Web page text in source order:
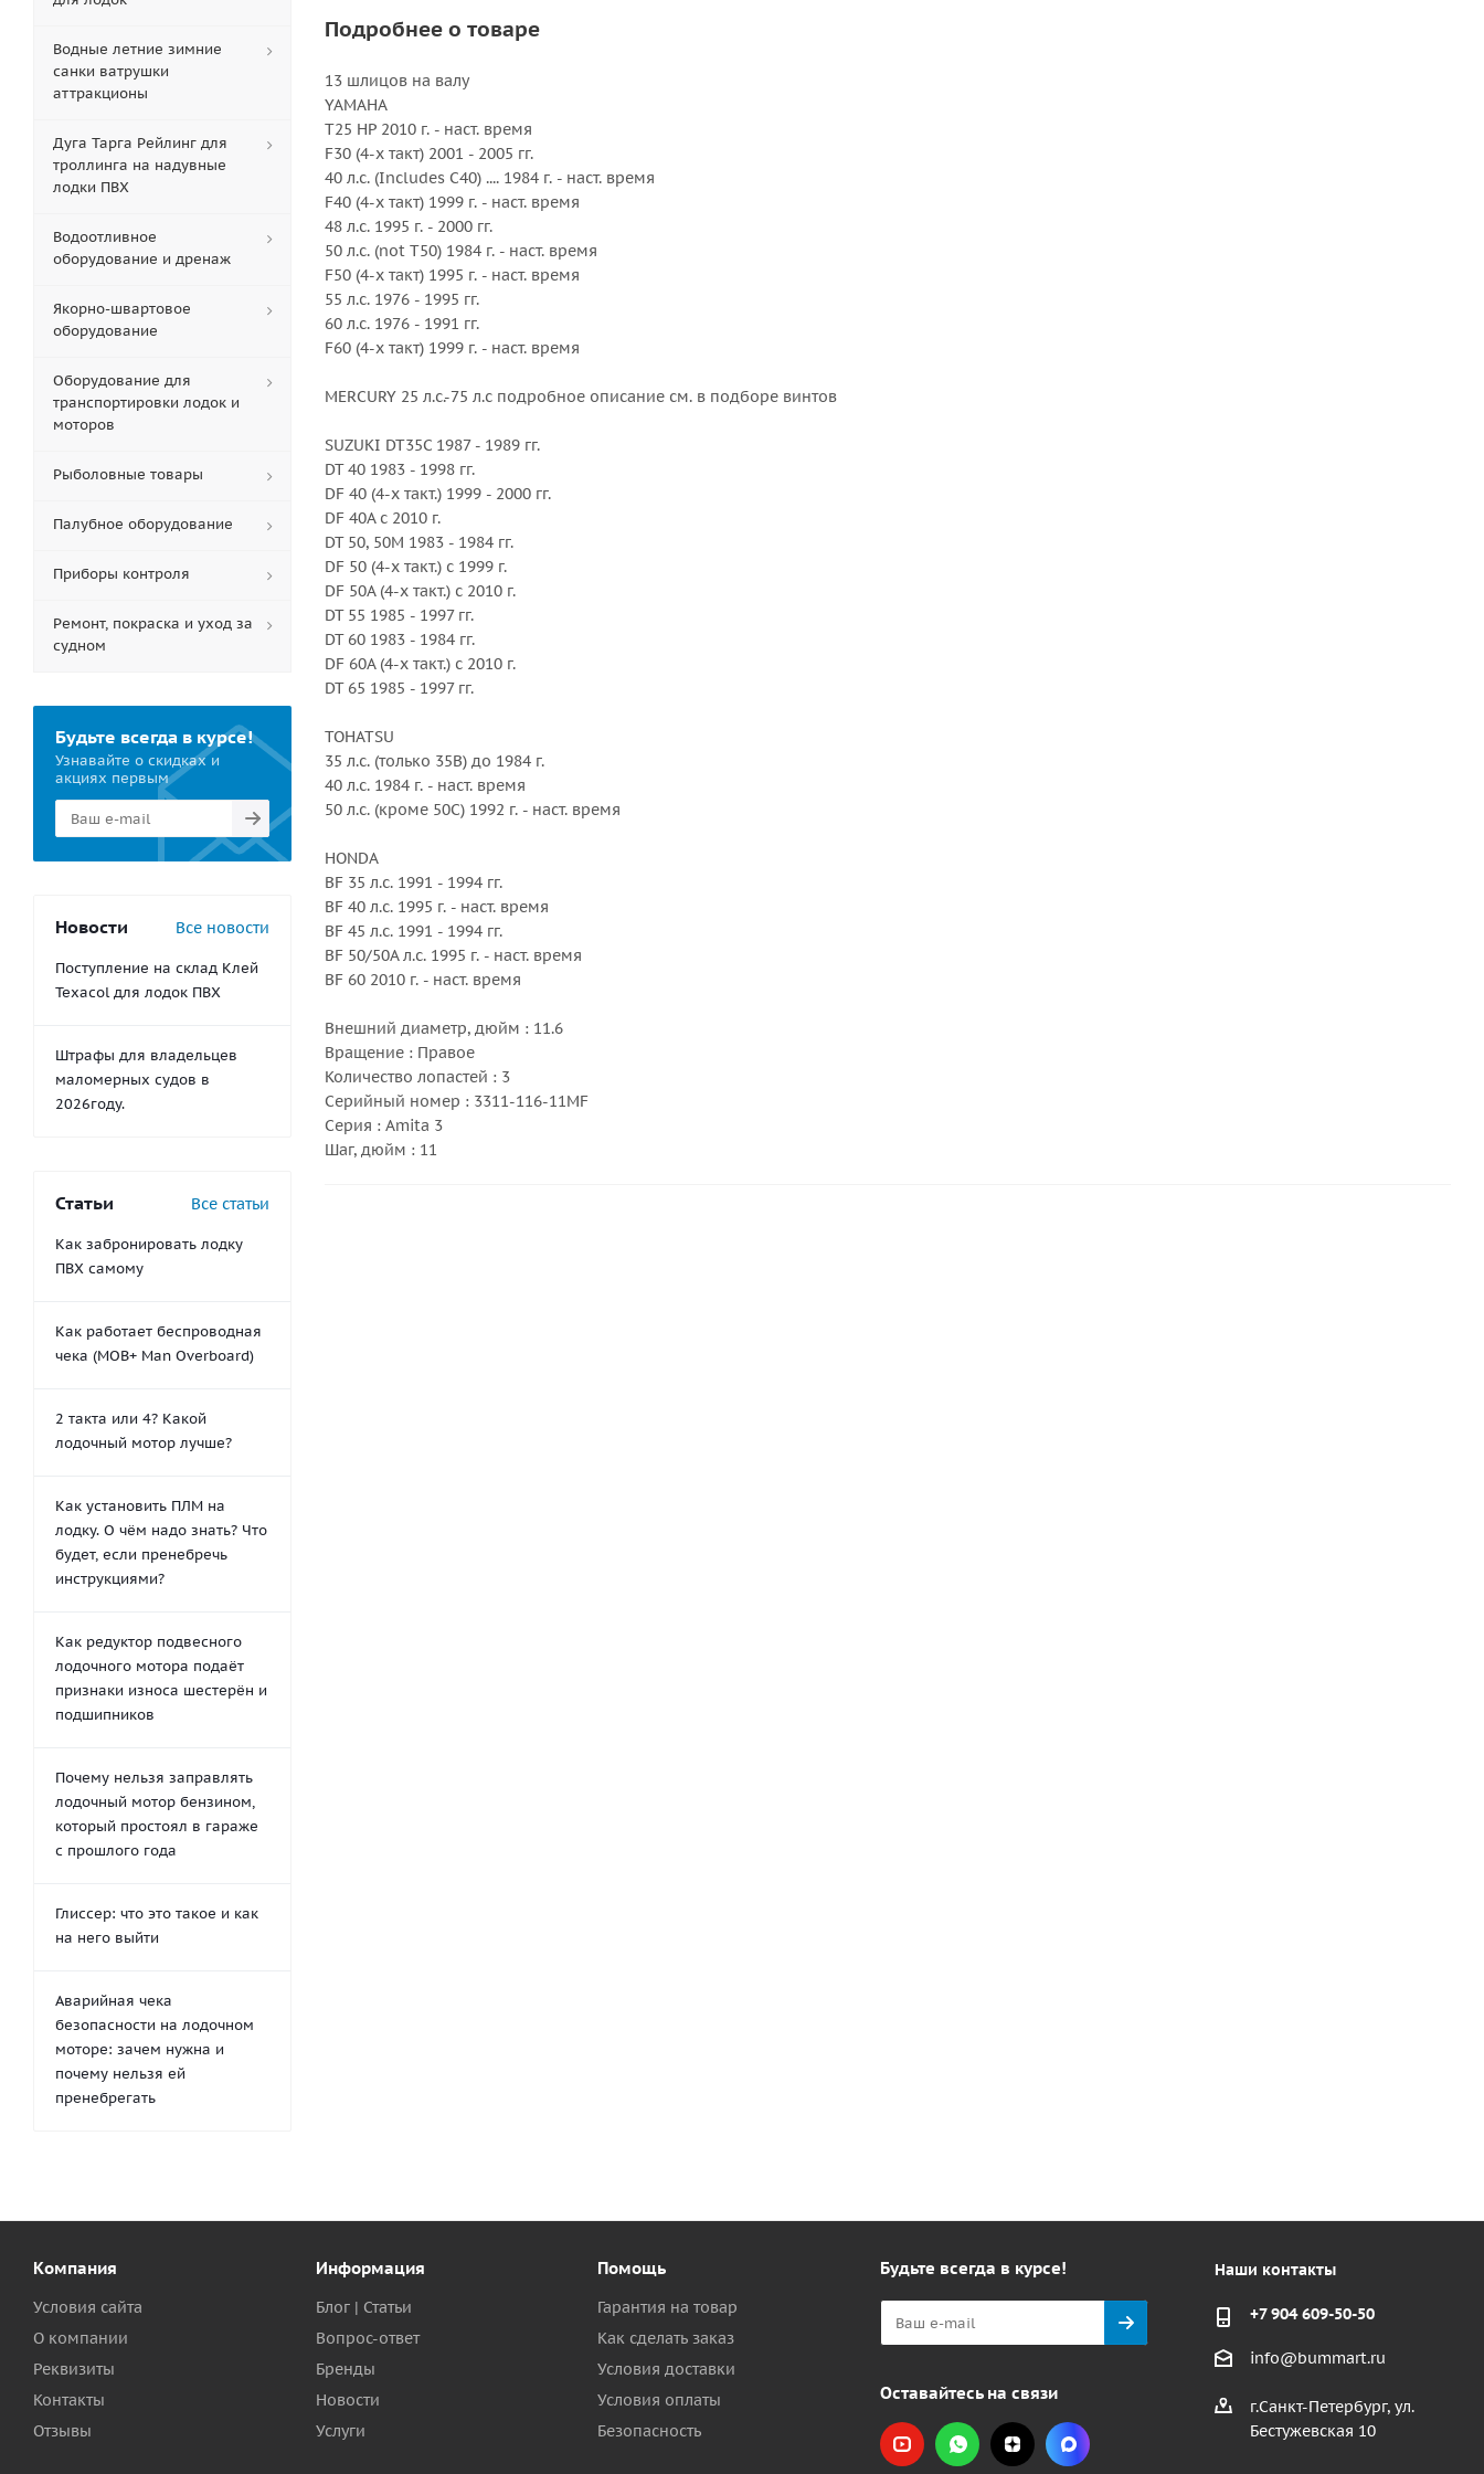
Подробнее о товаре
13 шлицов на валу
YAMAHA
T25 HP 2010 г. - наст. время
F30 (4-х такт) 2001 - 2005 гг.
40 л.с. (Includes C40) .... 1984 г. - наст. время
F40 (4-х такт) 1999 г. - наст. время
48 л.с. 1995 г. - 2000 гг.
50 л.с. (not T50) 1984 г. - наст. время
F50 (4-х такт) 1995 г. - наст. время
55 л.с. 1976 - 1995 гг.
60 л.с. 1976 - 1991 гг.
F60 (4-х такт) 1999 г. - наст. время
MERCURY 25 л.с.-75 л.с подробное описание см. в подборе винтов
SUZUKI DT35C 1987 - 1989 гг.
DT 40 1983 - 1998 гг.
DF 40 (4-х такт.) 1999 - 2000 гг.
DF 40A с 2010 г.
DT 50, 50M 1983 - 1984 гг.
DF 50 (4-х такт.) с 1999 г.
DF 50A (4-х такт.) с 2010 г.
DT 55 1985 - 1997 гг.
DT 60 1983 - 1984 гг.
DF 60A (4-х такт.) с 2010 г.
DT 65 1985 - 1997 гг.
TOHATSU
35 л.с. (только 35B) до 1984 г.
40 л.с. 1984 г. - наст. время
50 л.с. (кроме 50C) 1992 г. - наст. время
HONDA
BF 35 л.с. 1991 - 1994 гг.
BF 40 л.с. 1995 г. - наст. время
BF 45 л.с. 1991 - 1994 гг.
BF 50/50A л.с. 1995 г. - наст. время
BF 60 2010 г. - наст. время
Внешний диаметр, дюйм : 11.6
Вращение : Правое
Количество лопастей : 3
Серийный номер : 3311-116-11MF
Серия : Amita 3
Шаг, дюйм : 11
Водные летние зимние
санки ватрушки
аттракционы
Дуга Тарга Рейлинг для
троллинга на надувные
лодки ПВХ
Водоотливное
оборудование и дренаж
Якорно-швартовое
оборудование
Оборудование для
транспортировки лодок и
моторов
Рыболовные товары
Палубное оборудование
Приборы контроля
Ремонт, покраска и уход за
судном
Будьте всегда в курсе!
Узнавайте о скидках и
акциях первым
Новости Все новости
Поступление на склад Клей
Texacol для лодок ПВХ
Штрафы для владельцев
маломерных судов в
2026году.
Статьи Все статьи
Как забронировать лодку
ПВХ самому
Как работает беспроводная
чека (MOB+ Man Overboard)
2 такта или 4? Какой
лодочный мотор лучше?
Как установить ПЛМ на
лодку. О чём надо знать? Что
будет, если пренебречь
инструкциями?
Как редуктор подвесного
лодочного мотора подаёт
признаки износа шестерён и
подшипников
Почему нельзя заправлять
лодочный мотор бензином,
который простоял в гараже
с прошлого года
Глиссер: что это такое и как
на него выйти
Аварийная чека
безопасности на лодочном
моторе: зачем нужна и
почему нельзя ей
пренебрегать
Компания
Условия сайта
О компании
Реквизиты
Контакты
Отзывы
Информация
Блог | Статьи
Вопрос-ответ
Бренды
Новости
Услуги
Помощь
Гарантия на товар
Как сделать заказ
Условия доставки
Условия оплаты
Безопасность
Будьте всегда в курсе!
Оставайтесь на связи
Наши контакты
+7 904 609-50-50
info@bummart.ru
г.Санкт-Петербург, ул.
Бестужевская 10